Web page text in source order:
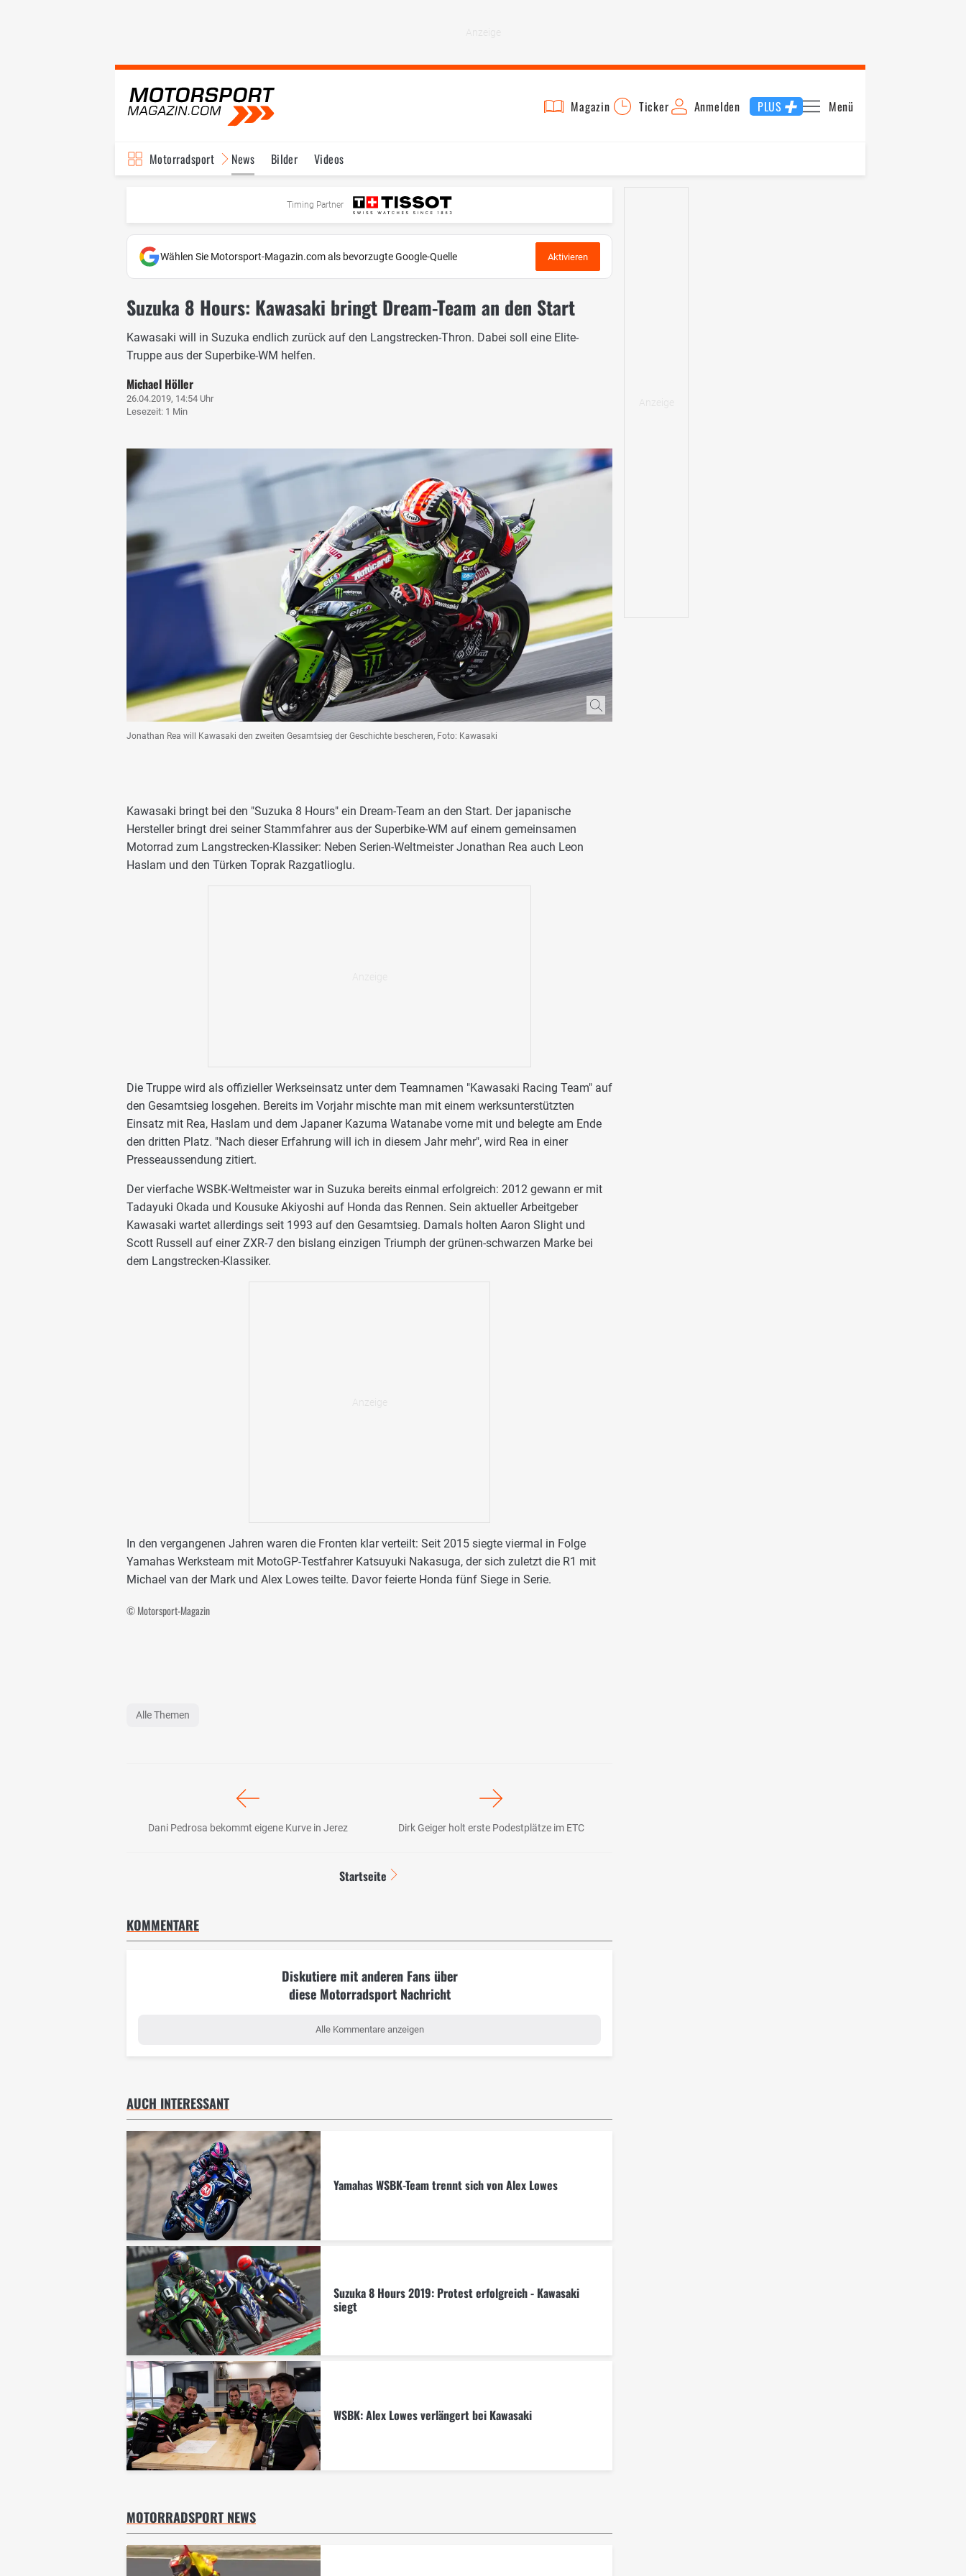
Magazin Ticker Anmelden PLUS Menü
Motorradsport News Bilder Videos
Timing Partner
Wählen Sie Motorsport-Magazin.com als bevorzugte Google-Quelle Aktivieren
Suzuka 8 Hours: Kawasaki bringt Dream-Team an den Start
Kawasaki will in Suzuka endlich zurück auf den Langstrecken-Thron. Dabei soll eine Elite-
Truppe aus der Superbike-WM helfen.
Michael Höller
26.04.2019, 14:54 Uhr
Lesezeit: 1 Min
Jonathan Rea will Kawasaki den zweiten Gesamtsieg der Geschichte bescheren, Foto: Kawasaki
Kawasaki bringt bei den "Suzuka 8 Hours" ein Dream-Team an den Start. Der japanische
Hersteller bringt drei seiner Stammfahrer aus der Superbike-WM auf einem gemeinsamen
Motorrad zum Langstrecken-Klassiker: Neben Serien-Weltmeister Jonathan Rea auch Leon
Haslam und den Türken Toprak Razgatlioglu.
Die Truppe wird als offizieller Werkseinsatz unter dem Teamnamen "Kawasaki Racing Team" auf
den Gesamtsieg losgehen. Bereits im Vorjahr mischte man mit einem werksunterstützten
Einsatz mit Rea, Haslam und dem Japaner Kazuma Watanabe vorne mit und belegte am Ende
den dritten Platz. "Nach dieser Erfahrung will ich in diesem Jahr mehr", wird Rea in einer
Presseaussendung zitiert.
Der vierfache WSBK-Weltmeister war in Suzuka bereits einmal erfolgreich: 2012 gewann er mit
Tadayuki Okada und Kousuke Akiyoshi auf Honda das Rennen. Sein aktueller Arbeitgeber
Kawasaki wartet allerdings seit 1993 auf den Gesamtsieg. Damals holten Aaron Slight und
Scott Russell auf einer ZXR-7 den bislang einzigen Triumph der grünen-schwarzen Marke bei
dem Langstrecken-Klassiker.
In den vergangenen Jahren waren die Fronten klar verteilt: Seit 2015 siegte viermal in Folge
Yamahas Werksteam mit MotoGP-Testfahrer Katsuyuki Nakasuga, der sich zuletzt die R1 mit
Michael van der Mark und Alex Lowes teilte. Davor feierte Honda fünf Siege in Serie.
© Motorsport-Magazin
Alle Themen
Dani Pedrosa bekommt eigene Kurve in Jerez Dirk Geiger holt erste Podestplätze im ETC
Startseite
KOMMENTARE
Diskutiere mit anderen Fans über
diese Motorradsport Nachricht
Alle Kommentare anzeigen
AUCH INTERESSANT
Yamahas WSBK-Team trennt sich von Alex Lowes
Suzuka 8 Hours 2019: Protest erfolgreich - Kawasaki
siegt
WSBK: Alex Lowes verlängert bei Kawasaki
MOTORRADSPORT NEWS